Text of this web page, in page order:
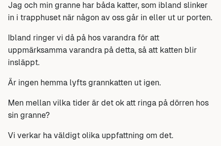
Jag och min granne har båda katter, som ibland slinker
in i trapphuset när någon av oss går in eller ut ur porten.
Ibland ringer vi då på hos varandra för att
uppmärksamma varandra på detta, så att katten blir
insläppt.
Är ingen hemma lyfts grannkatten ut igen.
Men mellan vilka tider är det ok att ringa på dörren hos
sin granne?
Vi verkar ha väldigt olika uppfattning om det.